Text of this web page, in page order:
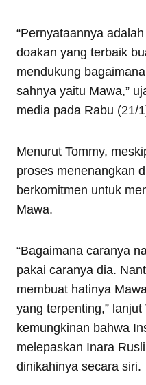
“Pernyataannya
doakan yang terbaik
mendukung
sahnya yaitu Mawa,”
media pada Rabu (21/
Menurut Tommy,
proses menenangkan
berkomitmen untuk
Mawa.
“Bagaimana caranya
pakai caranya dia.
membuat hatinya
yang terpenting,”
kemungkinan bahwa
melepaskan Inara
dinikahinya secara siri.